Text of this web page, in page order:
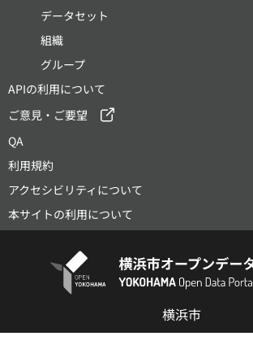
データセット
組織
グループ
APIの利用について
ご意見・ご要望
QA
利用規約
アクセシビリティについて
本サイトの利用について
横浜市